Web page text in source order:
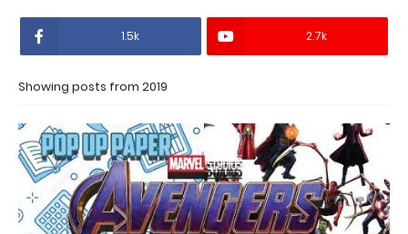
1.5k 2.7k
Showing posts from 2019